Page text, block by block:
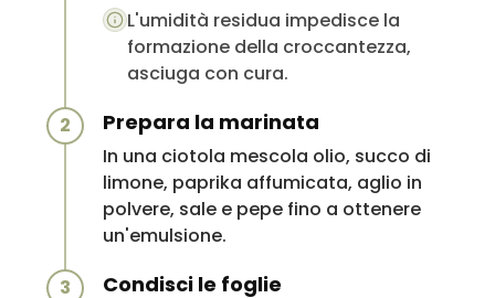
L'umidità residua impedisce la
formazione della croccantezza,
asciuga con cura.
2 Prepara la marinata
In una ciotola mescola olio, succo di
limone, paprika affumicata, aglio in
polvere, sale e pepe fino a ottenere
un'emulsione.
3 Condisci le foglie